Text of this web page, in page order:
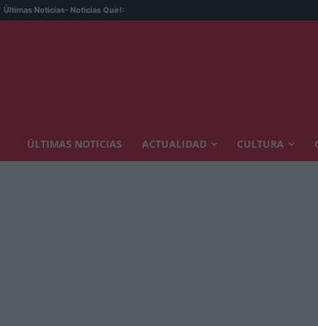
Últimas Noticias- Noticias Que!:
ÚLTIMAS NOTICIAS ACTUALIDAD CULTURA